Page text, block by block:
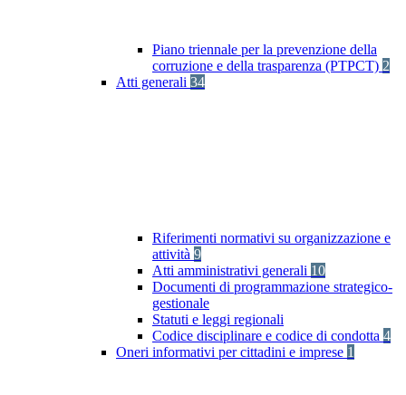
Piano triennale per la prevenzione della
corruzione e della trasparenza (PTPCT) 2
Atti generali 34
Riferimenti normativi su organizzazione e
attività 9
Atti amministrativi generali 10
Documenti di programmazione strategico-
gestionale
Statuti e leggi regionali
Codice disciplinare e codice di condotta 4
Oneri informativi per cittadini e imprese 1